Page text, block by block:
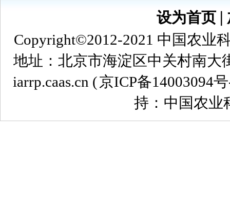
设为首页
Copyright©2012-2021 中国农业
地址：北京市海淀区中关村南大
iarrp.caas.cn (京ICP备14003094
持：中国农